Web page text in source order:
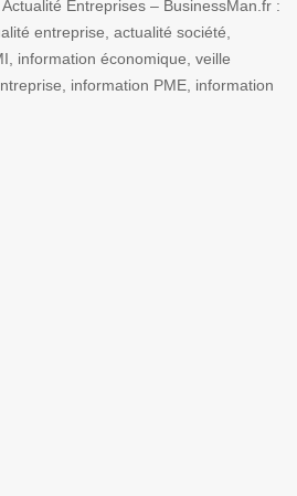
Entreprises – BusinessMan.fr :
entreprise, actualité société,
information économique, veille
information PME, information